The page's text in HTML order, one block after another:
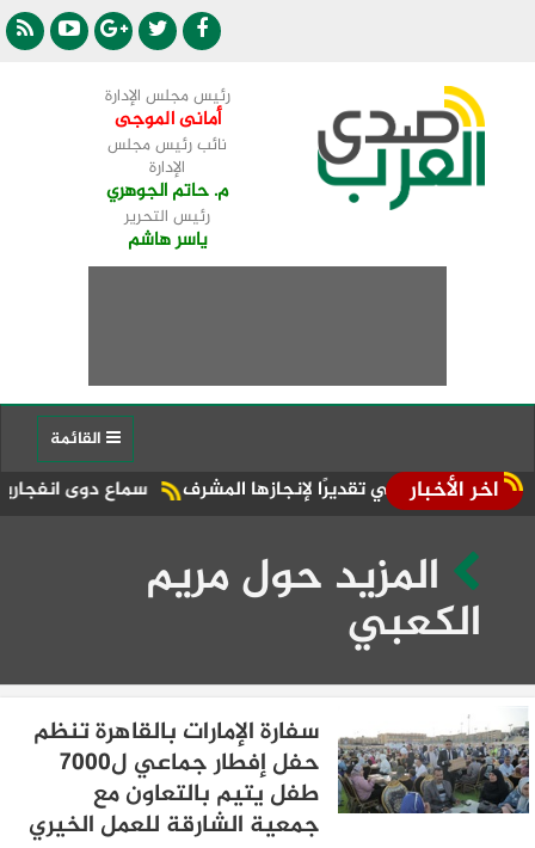
رئيس مجلس الإدارة
أمانى الموجى
نائب رئيس مجلس
الإدارة
م. حاتم الجوهري
رئيس التحرير
ياسر هاشم
اخر الأخبار سماع دوى انفجارين فى تقديرًا لإنجازها المشرف
المزيد حول مريم
الكعبي
سفارة الإمارات بالقاهرة تنظم
حفل إفطار جماعي ل٧٠٠٠
طفل يتيم بالتعاون مع
جمعية الشارقة للعمل الخيري